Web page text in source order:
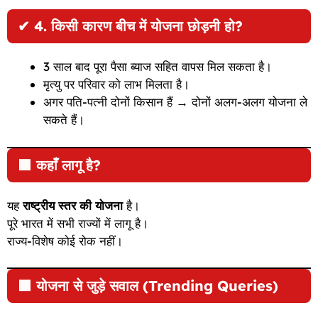
✔ 4. किसी कारण बीच में योजना छोड़नी हो?
3 साल बाद पूरा पैसा ब्याज सहित वापस मिल सकता है।
मृत्यु पर परिवार को लाभ मिलता है।
अगर पति-पत्नी दोनों किसान हैं → दोनों अलग-अलग योजना ले
सकते हैं।
🟩कहाँ लागू है?
यहराष्ट्रीय स्तर की योजनाहै।
पूरे भारत में सभी राज्यों में लागू है।
राज्य-विशेष कोई रोक नहीं।
🟩योजना से जुड़े सवाल (Trending Queries)